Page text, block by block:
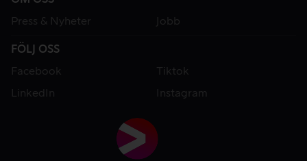
Press & Nyheter
Jobb
FÖLJ OSS
Facebook
Tiktok
LinkedIn
Instagram